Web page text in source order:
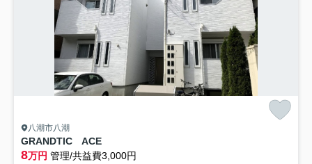
八潮市八潮
GRANDTIC ACE
8万円 管理/共益費3,000円